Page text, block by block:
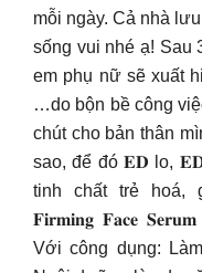
mỗi ngày. Cả nhà
sống vui nhé ạ! Sau
em phụ nữ sẽ xuất
…do bộn bề công
chút cho bản thân
sao, để đó 𝐄𝐃 lo,
tinh chất trẻ hoá,
𝐅𝐢𝐫𝐦𝐢𝐧𝐠 𝐅𝐚𝐜𝐞
Với công dụng: